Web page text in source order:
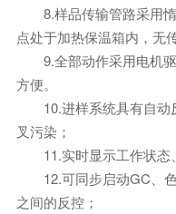
8.样品传输管路采用惰
点处于加热保温箱内，无
9.全部动作采用电机驱
方便。
10.进样系统具有自动
叉污染；
11.实时显示工作状态
12.可同步启动GC、色
之间的反控；